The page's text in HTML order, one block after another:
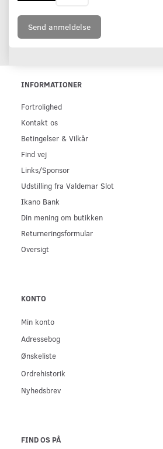
Send anmeldelse
INFORMATIONER
Fortrolighed
Kontakt os
Betingelser & Vilkår
Find vej
Links/Sponsor
Udstilling fra Valdemar Slot
Ikano Bank
Din mening om butikken
Returneringsformular
Oversigt
KONTO
Min konto
Adressebog
Ønskeliste
Ordrehistorik
Nyhedsbrev
FIND OS PÅ